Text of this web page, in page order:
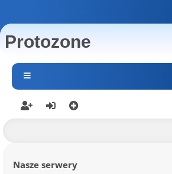
Protozone
Nasze serwery